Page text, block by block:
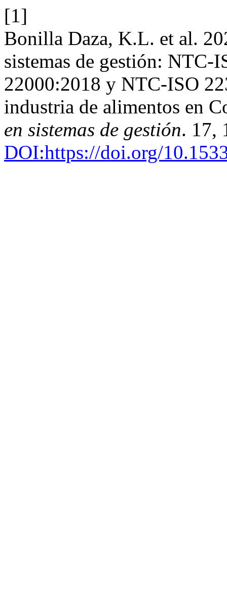
[1]
Bonilla Daza, K.L. et al.
sistemas de gestión:
22000:2018 y NTC-ISO
industria de alimentos en
en sistemas de gestión. 17,
DOI:https://doi.org/